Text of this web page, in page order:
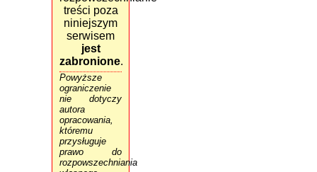
treści poza
niniejszym
serwisem
jest
zabronione.
Powyższe
ograniczenie
nie dotyczy
autora
opracowania,
któremu
przysługuje
prawo do
rozpowszechniania